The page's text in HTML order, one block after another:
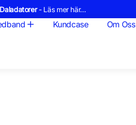
- Läs mer här...
Kundcase Om Oss